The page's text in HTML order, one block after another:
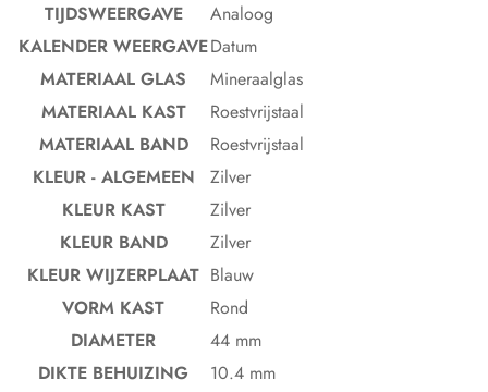
TIJDSWEERGAVE
Analoog
KALENDER WEERGAVEDatum
MATERIAAL GLAS
Mineraalglas
MATERIAAL KAST
Roestvrijstaal
MATERIAAL BAND
Roestvrijstaal
KLEUR - ALGEMEEN
Zilver
KLEUR KAST
Zilver
KLEUR BAND
Zilver
KLEUR WIJZERPLAAT Blauw
VORM KAST
Rond
DIAMETER
44 mm
DIKTE BEHUIZING
10.4 mm